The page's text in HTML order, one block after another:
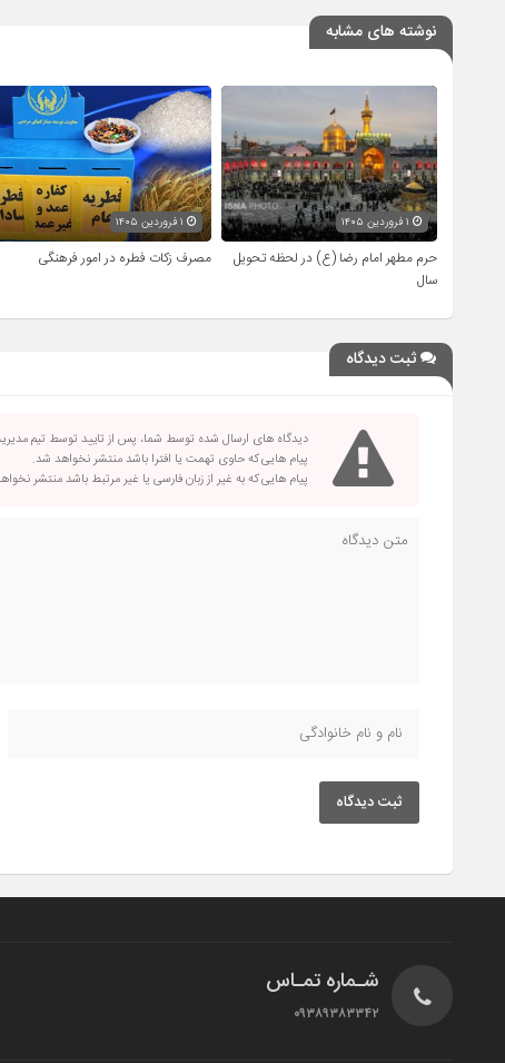
نوشته های مشابه
حرم مطهر امام رضا (ع) در لحظه تحویل
سال
۱ فروردین ۱۴۰۵
مصرف زکات فطره در امور فرهنگی
ثبت دیدگاه
دیدگاه های ارسال شده توسط شما، پس از تایید توسط تیم
پیام هایی که حاوی تهمت یا افترا باشد منتشر نخواهد شد.
پیام هایی که به غیر از زبان فارسی یا غیر مرتبط باشد منتشر
ثبت دیدگاه
شـماره تمـاس
۰۹۳۸۹۳۸۳۳۴۲